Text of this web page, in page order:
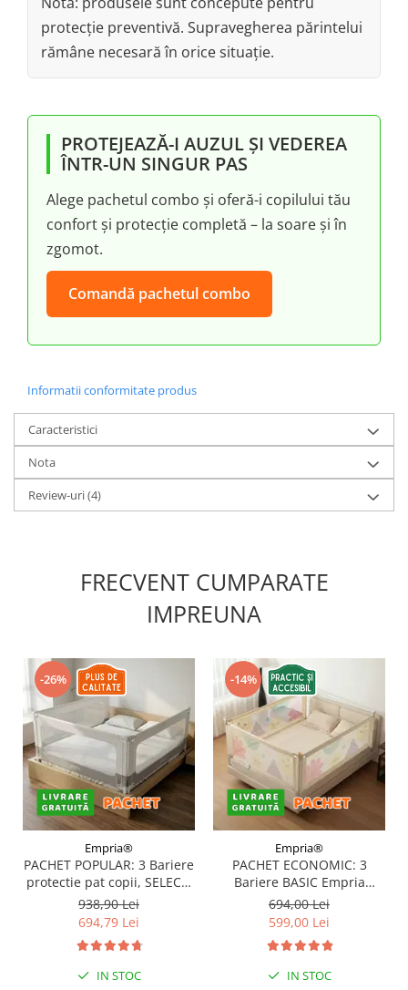
protecție preventivă. Supravegherea părintelui
rămâne necesară în orice situație.
PROTEJEAZĂ-I AUZUL ȘI VEDEREA
ÎNTR-UN SINGUR PAS
Alege pachetul combo și oferă-i copilului tău
confort și protecție completă – la soare și în
zgomot.
Comandă pachetul combo
Informatii conformitate produs
Caracteristici
Nota
Review-uri(4)
FRECVENT CUMPARATE
IMPREUNA
-26%
Empria®
PACHET POPULAR: 3 Bariere
protectie pat copii, SELECT,
160x200 cm
938,90 Lei
694,79 Lei
IN STOC
-14%
Empria®
PACHET ECONOMIC: 3
Bariere BASIC Empria
protectie pat 160X200 cm +
bara stabilizatoare
694,00 Lei
599,00 Lei
IN STOC